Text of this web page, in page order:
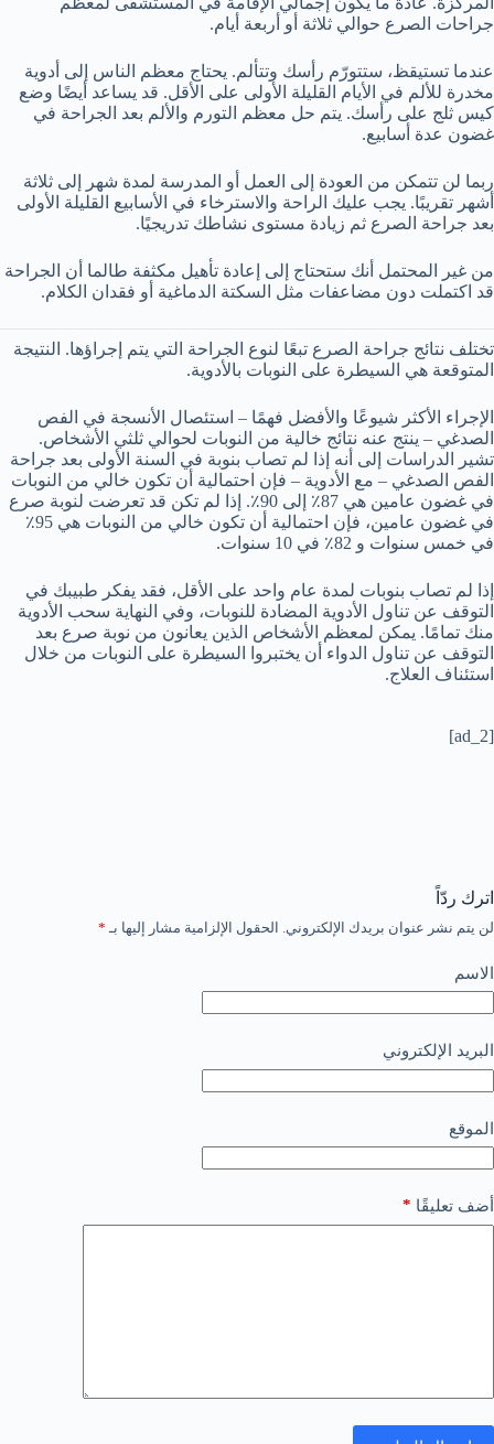
جراحات الصرع حوالي ثلاثة أو أربعة أيام.
عندما تستيقظ، ستتورّم رأسك وتتألم. يحتاج معظم الناس إلى أدوية
مخدرة للألم في الأيام القليلة الأولى على الأقل. قد يساعد أيضًا وضع
كيس ثلج على رأسك. يتم حل معظم التورم والألم بعد الجراحة في
غضون عدة أسابيع.
ربما لن تتمكن من العودة إلى العمل أو المدرسة لمدة شهر إلى ثلاثة
أشهر تقريبًا. يجب عليك الراحة والاسترخاء في الأسابيع القليلة الأولى
بعد جراحة الصرع ثم زيادة مستوى نشاطك تدريجيًا.
من غير المحتمل أنك ستحتاج إلى إعادة تأهيل مكثفة طالما أن الجراحة
قد اكتملت دون مضاعفات مثل السكتة الدماغية أو فقدان الكلام.
تختلف نتائج جراحة الصرع تبعًا لنوع الجراحة التي يتم إجراؤها. النتيجة
المتوقعة هي السيطرة على النوبات بالأدوية.
الإجراء الأكثر شيوعًا والأفضل فهمًا – استئصال الأنسجة في الفص
الصدغي – ينتج عنه نتائج خالية من النوبات لحوالي ثلثي الأشخاص.
تشير الدراسات إلى أنه إذا لم تصاب بنوبة في السنة الأولى بعد جراحة
الفص الصدغي – مع الأدوية – فإن احتمالية أن تكون خالي من النوبات
في غضون عامين هي 87٪ إلى 90٪. إذا لم تكن قد تعرضت لنوبة صرع
في غضون عامين، فإن احتمالية أن تكون خالي من النوبات هي 95٪
في خمس سنوات و 82٪ في 10 سنوات.
إذا لم تصاب بنوبات لمدة عام واحد على الأقل، فقد يفكر طبيبك في
التوقف عن تناول الأدوية المضادة للنوبات، وفي النهاية سحب الأدوية
منك تمامًا. يمكن لمعظم الأشخاص الذين يعانون من نوبة صرع بعد
التوقف عن تناول الدواء أن يختبروا السيطرة على النوبات من خلال
استئناف العلاج.
[ad_2]
اترك ردّاً
لن يتم نشر عنوان بريدك الإلكتروني. الحقول الإلزامية مشار إليها بـ *
الاسم
البريد الإلكتروني
الموقع
أضف تعليقًا *